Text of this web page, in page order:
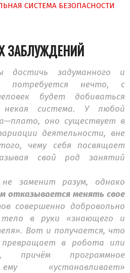
СИСТЕМА БЕЗОПАСНОСТИ
ЗАБЛУЖДЕНИЙ
задуманного и
потребуется нечто, с
будет добиваться
некая система. У любой
оно существует в
деятельности, вне
чему себя посвящает
свой род занятий
заменит разум, однако
отказывается менять свое
совершенно добровольно
тело в руки «знающего и
Вот и получается, что
превращает в робота или
причём программное
«устанавливает»